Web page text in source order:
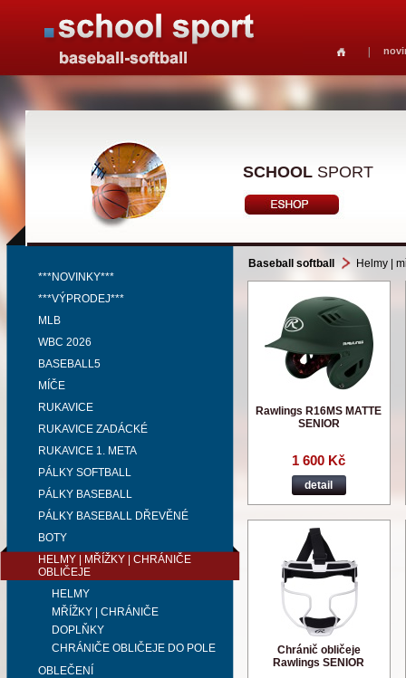
SCHOOL SPORT
***NOVINKY***
***VÝPRODEJ***
MLB
WBC 2026
BASEBALL5
MÍČE
RUKAVICE
RUKAVICE ZADÁCKÉ
RUKAVICE 1. META
PÁLKY SOFTBALL
PÁLKY BASEBALL
PÁLKY BASEBALL DŘEVĚNÉ
BOTY
HELMY | MŘÍŽKY | CHRÁNIČE
OBLIČEJE
HELMY
MŘÍŽKY | CHRÁNIČE
DOPLŇKY
CHRÁNIČE OBLIČEJE DO POLE
OBLEČENÍ
Baseball softball Helmy |
Rawlings R16MS MATTE
SENIOR
1 600 Kč
detail
Chránič obličeje
Rawlings SENIOR